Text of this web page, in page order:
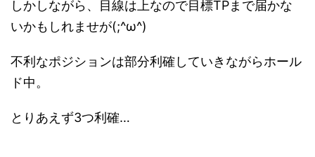
しかしながら、目線は上なので目標TPまで届かな
いかもしれませが(;^ω^)
不利なポジションは部分利確していきながらホール
ド中。
とりあえず3つ利確…